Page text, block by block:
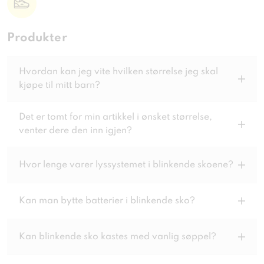
Produkter
Hvordan kan jeg vite hvilken størrelse jeg skal
kjøpe til mitt barn?
Det er tomt for min artikkel i ønsket størrelse,
venter dere den inn igjen?
Hvor lenge varer lyssystemet i blinkende skoene?
Kan man bytte batterier i blinkende sko?
Kan blinkende sko kastes med vanlig søppel?